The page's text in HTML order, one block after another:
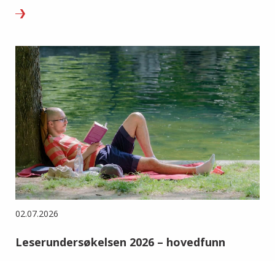
02.07.2026
Leserundersøkelsen 2026 – hovedfunn